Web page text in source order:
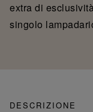
extra di
singolo
DESCRIZIONE